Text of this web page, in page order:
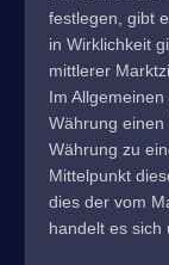
festlegen, gibt
in Wirklichkeit
mittlerer
Im
Währung
Währung zu
Mittelpunkt
dies der vom
handelt es sich